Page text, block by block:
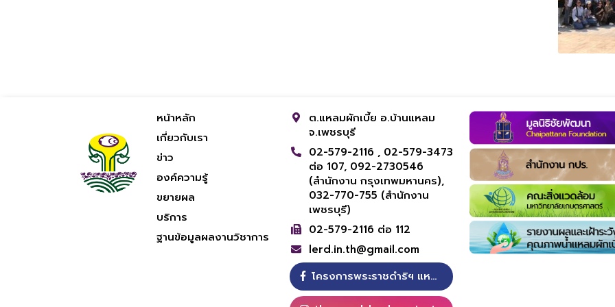
หน้าหลัก
เกี่ยวกับเรา
ข่าว
องค์ความรู้
ขยายผล
บริการ
ฐานข้อมูลผลงานวิชาการ
ต.แหลมผักเบี้ย อ.บ้านแหลม
จ.เพชรบุรี
02-579-2116 , 02-579-3473
ต่อ 107, 092-2730546
(สำนักงาน กรุงเทพมหานคร),
032-770-755 (สำนักงาน
เพชรบุรี)
02-579-2116 ต่อ 112
lerd.in.th@gmail.com
โครงการพระราชดำริฯ แหลมผักเบี้ย